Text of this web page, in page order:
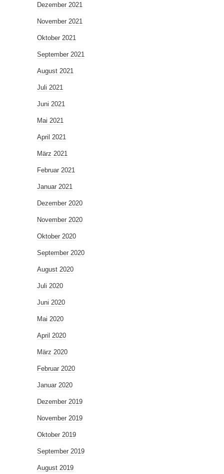
Dezember 2021
November 2021
Oktober 2021
September 2021
August 2021
Juli 2021
Juni 2021
Mai 2021
April 2021
März 2021
Februar 2021
Januar 2021
Dezember 2020
November 2020
Oktober 2020
September 2020
August 2020
Juli 2020
Juni 2020
Mai 2020
April 2020
März 2020
Februar 2020
Januar 2020
Dezember 2019
November 2019
Oktober 2019
September 2019
August 2019